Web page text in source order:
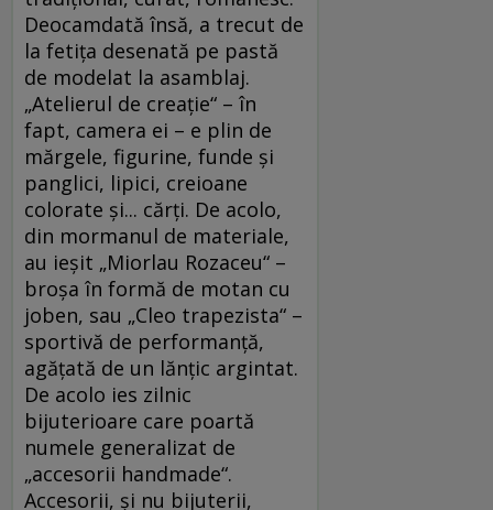
Deocamdată însă, a trecut de
la fetiţa desenată pe pastă
de modelat la asamblaj.
„Atelierul de creaţie“ – în
fapt, camera ei – e plin de
mărgele, figurine, funde şi
panglici, lipici, creioane
colorate şi... cărţi. De acolo,
din mormanul de materiale,
au ieşit „Miorlau Rozaceu“ –
broşa în formă de motan cu
joben, sau „Cleo trapezista“ –
sportivă de performanţă,
agăţată de un lănţic argintat.
De acolo ies zilnic
bijuterioare care poartă
numele generalizat de
„accesorii handmade“.
Accesorii, şi nu bijuterii,